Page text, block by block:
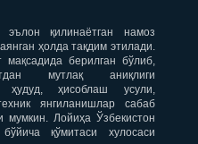
эълон қилинаётган намоз
ҳолда тақдим этилади.
берилган бўлиб,
мутлақ аниқлиги
ҳудуд, ҳисоблаш усули,
янгиланишлар сабаб
Лойиҳа Ўзбекистон
қўмитаси хулосаси